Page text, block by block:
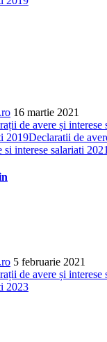
16 martie 2021
de avere și interese
2019Declaratii de
interese salariati 2021
5 februarie 2021
de avere și interese
2023